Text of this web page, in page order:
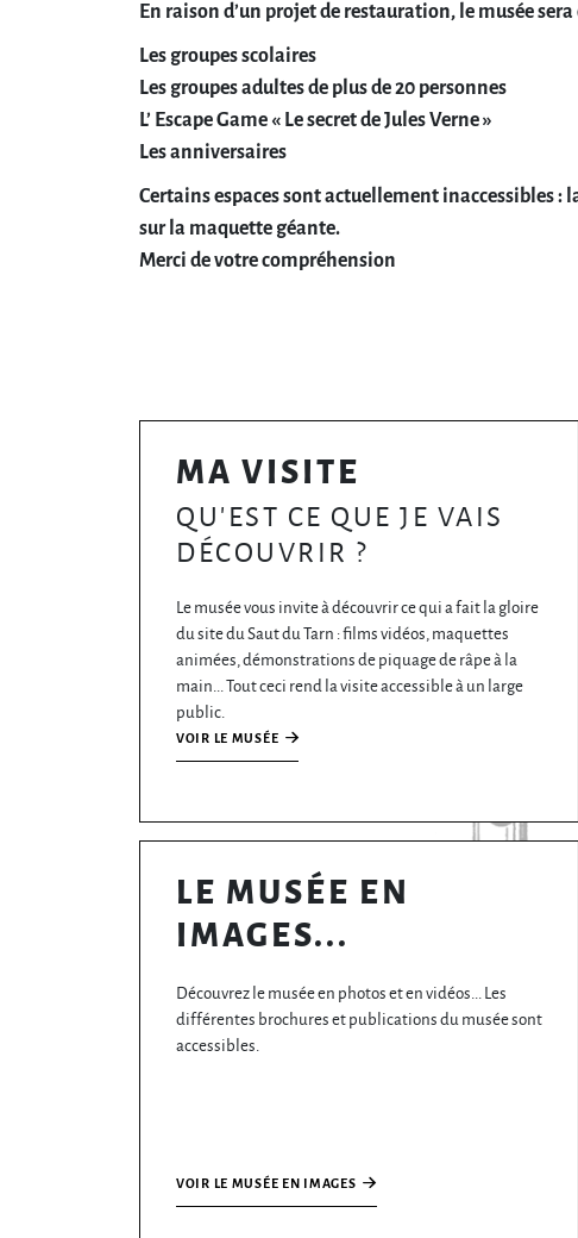
En raison d’un projet de restauration, le musée
Les groupes scolaires
Les groupes adultes de plus de 20 personnes
L’ Escape Game « Le secret de Jules Verne »
Les anniversaires
Certains espaces sont actuellement inaccessibles :
sur la maquette géante.
Merci de votre compréhension
MA VISITE
QU'EST CE QUE JE VAIS
DÉCOUVRIR ?
Le musée vous invite à découvrir ce qui a fait la gloire
du site du Saut du Tarn : films vidéos, maquettes
animées, démonstrations de piquage de râpe à la
main... Tout ceci rend la visite accessible à un large
public.
VOIR LE MUSÉE
LE MUSÉE EN
IMAGES...
Découvrez le musée en photos et en vidéos... Les
différentes brochures et publications du musée sont
accessibles.
VOIR LE MUSÉE EN IMAGES